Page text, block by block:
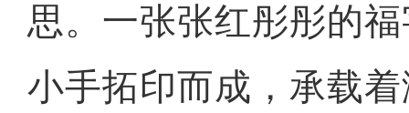
思。一张张红彤彤的
小手拓印而成，承载